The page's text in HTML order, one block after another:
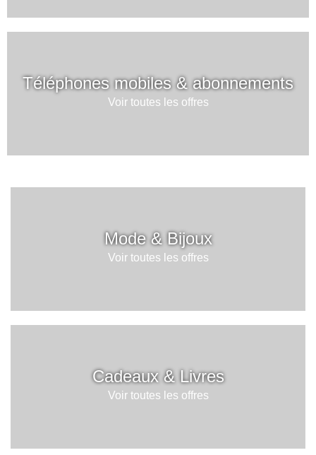
Téléphones mobiles & abonnements
Voir toutes les offres
Mode & Bijoux
Voir toutes les offres
Cadeaux & Livres
Voir toutes les offres